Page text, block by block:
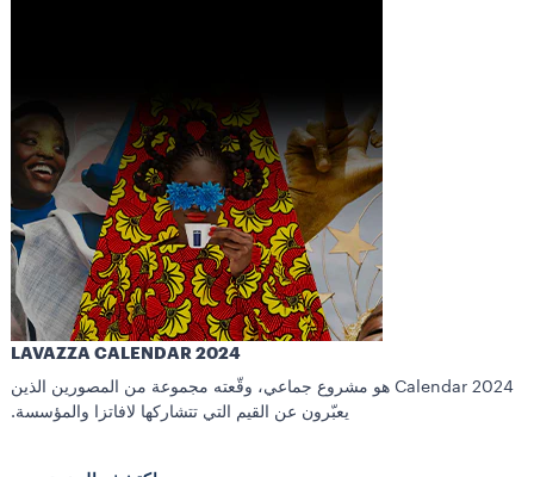
LAVAZZA CALENDAR 2024
2024 Calendar هو مشروع جماعي، وقّعته مجموعة من المصورين الذين
يعبّرون عن القيم التي تتشاركها لافاتزا والمؤسسة.